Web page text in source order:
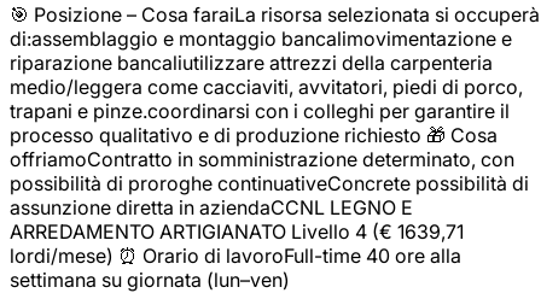
🎯 Posizione – Cosa faraiLa risorsa selezionata si occuperà
di:assemblaggio e montaggio bancalimovimentazione e
riparazione bancaliutilizzare attrezzi della carpenteria
medio/leggera come cacciaviti, avvitatori, piedi di porco,
trapani e pinze.coordinarsi con i colleghi per garantire il
processo qualitativo e di produzione richiesto 🎁 Cosa
offriamoContratto in somministrazione determinato, con
possibilità di proroghe continuativeConcrete possibilità di
assunzione diretta in aziendaCCNL LEGNO E
ARREDAMENTO ARTIGIANATO Livello 4 (€ 1639,71
lordi/mese) ⏰ Orario di lavoroFull-time 40 ore alla
settimana su giornata (lun–ven)